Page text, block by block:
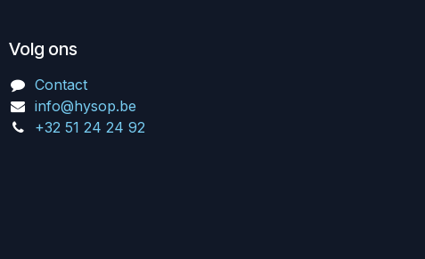
Volg ons
Contact
info@hysop.be
+32 51 24 24 92